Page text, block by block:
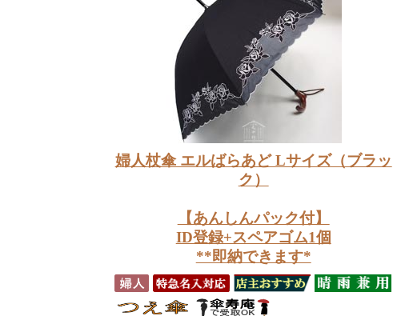
婦人杖傘 エルばらあど Lサイズ（ブラッ
ク）
【あんしんパック付】
ID登録+スペアゴム1個
**即納できます*